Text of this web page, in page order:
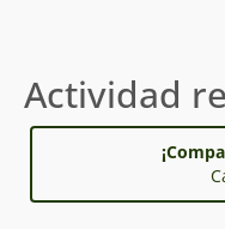
Actividad